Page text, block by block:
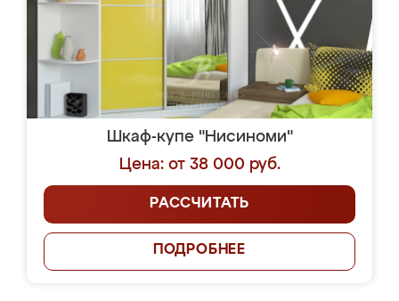
Шкаф-купе "Нисиноми"
Цена: от 38 000 руб.
РАССЧИТАТЬ
ПОДРОБНЕЕ